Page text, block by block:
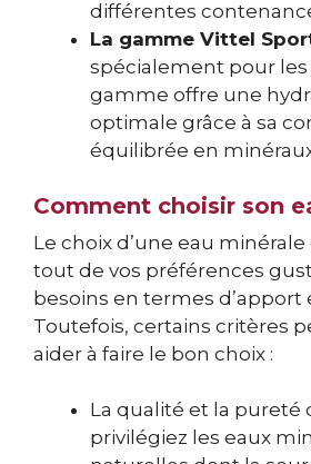
différentes
La gamme Vittel
spécialement pour
gamme offre une
optimale grâce à sa
équilibrée en
Comment choisir son
Le choix d’une eau
tout de vos préférences
besoins en termes d’apport
Toutefois, certains critères
aider à faire le bon choix :
La qualité et la pureté
privilégiez les eaux